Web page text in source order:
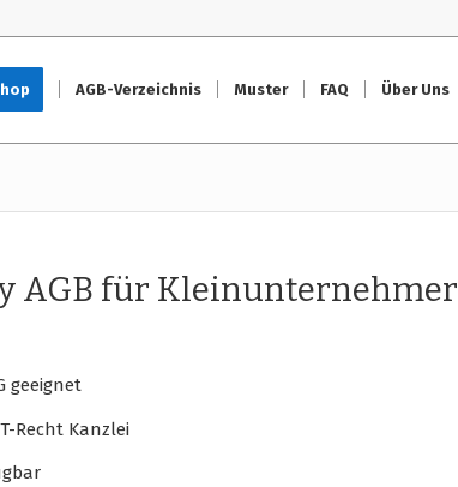
AGB-Verzeichnis Muster FAQ Über Uns
AGB für Kleinunternehmer
geeignet
Recht Kanzlei